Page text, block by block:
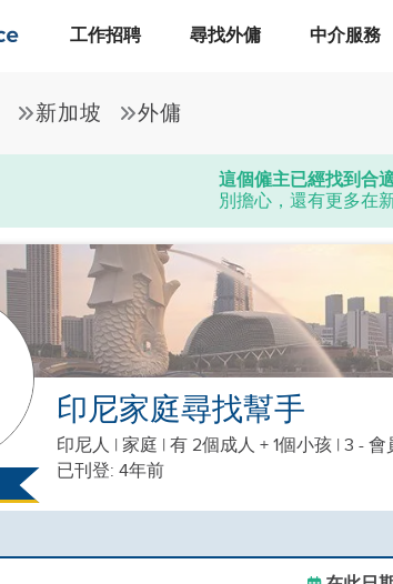
工作招聘 尋找外傭 中介服務
新加坡 外傭
這個僱主已經找到合
別擔心，還有更多在
印尼家庭尋找幫手
印尼人 | 家庭 | 有 2個成人 + 1個小孩 | 3 - 會
已刊登: 4年前